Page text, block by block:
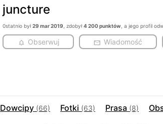
juncture
0statnio był29 mar 2019 , zdobył4 200 punktów , a jego profil
Obserwuj Wiadomość
Dowcipy (66) Fotki (63) Prasa (8)